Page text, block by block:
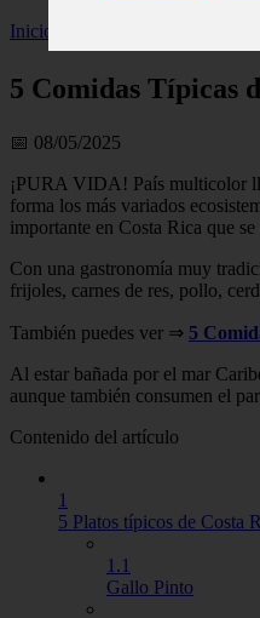
Inicio
5 Comidas Típicas
📅 08/05/2025
¡PURA VIDA! País multicolor
forma los más variados
importante en Costa Rica que
Con una gastronomía muy
frijoles, carnes de res, pollo,
También puedes ver ⇒ 5
Al estar bañada por el mar
aunque también consumen el
Contenido del artículo
1
5 Platos típicos de Costa
1.1
Gallo Pinto